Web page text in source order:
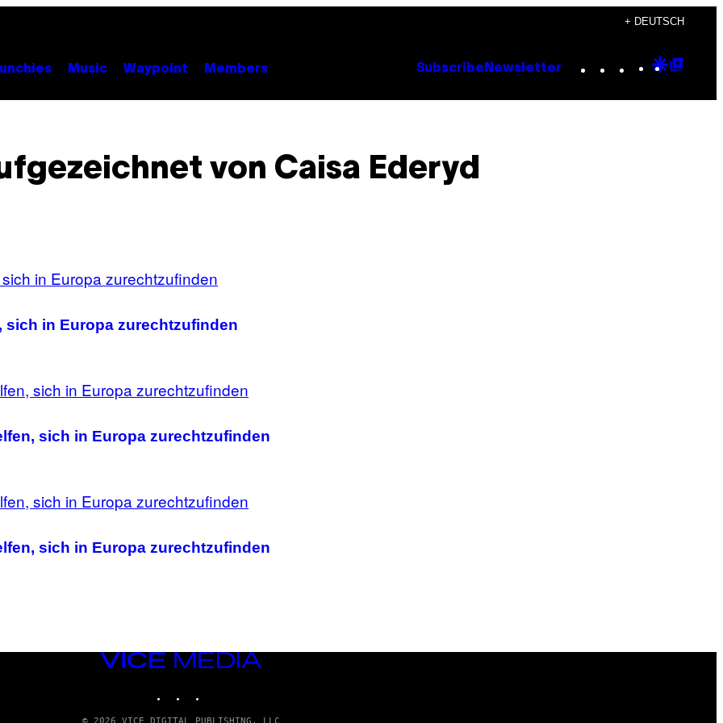
+ DEUTSCH
Music Waypoint Members Subscribe Newsletter Instagram
TikTok
YouTube
Google
von Caisa Ederyd
sich in Europa zurechtzufinden
sich in Europa zurechtzufinden
sich in Europa zurechtzufinden
VICE